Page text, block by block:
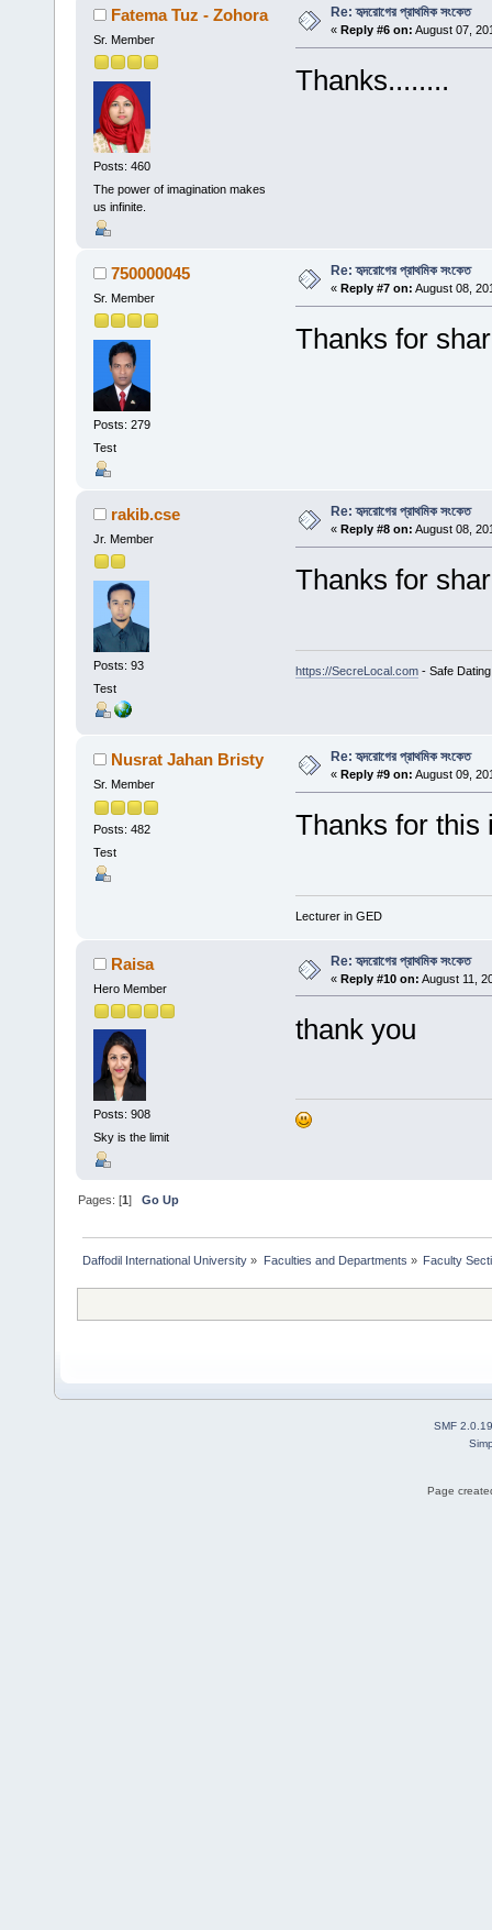
Fatema Tuz - Zohora
Sr. Member
Posts: 460
The power of imagination makes
us infinite.
Re: হৃদরোগের প্রাথমিক সংকেত
« Reply #6 on: August 07,
Thanks........
750000045
Sr. Member
Posts: 279
Test
Re: হৃদরোগের প্রাথমিক সংকেত
« Reply #7 on: August 08,
Thanks for
rakib.cse
Jr. Member
Posts: 93
Test
Re: হৃদরোগের প্রাথমিক সংকেত
« Reply #8 on: August 08,
Thanks for
https://SecreLocal.com- Safe
Nusrat Jahan Bristy
Sr. Member
Posts: 482
Test
Re: হৃদরোগের প্রাথমিক সংকেত
« Reply #9 on: August 09,
Thanks for this
Lecturer in GED
Raisa
Hero Member
Posts: 908
Sky is the limit
Re: হৃদরোগের প্রাথমিক সংকেত
« Reply #10 on: August 11,
thank you
Pages: [1]Go Up
Daffodil International University » Faculties and Departments » Faculty
SMF 2.0.19
Page